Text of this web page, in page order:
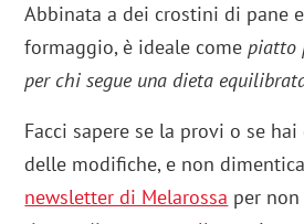
Abbinata a dei crostini di pane
formaggio, è ideale comepiatto
per chi segue una dieta
Facci sapere se la provi o se
delle modifiche, e non
newsletter di Melarossa per